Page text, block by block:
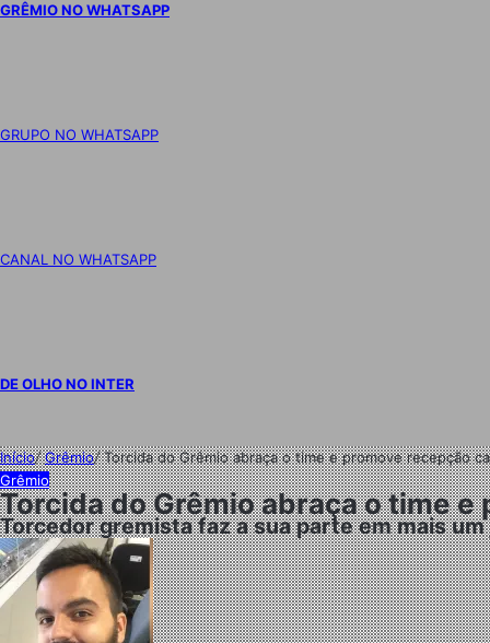
GRÊMIO NO WHATSAPP
GRUPO NO WHATSAPP
CANAL NO WHATSAPP
DE OLHO NO INTER
Início/Grêmio/Torcida do Grêmio abraça o time e promove recepção
Grêmio
Torcida do Grêmio abraça o time
Torcedor gremista faz a sua parte em mais